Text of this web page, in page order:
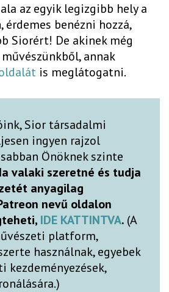
az egyik legizgibb hely a
érdemes benézni hozzá,
Siorért! De akinek még
annak
is meglátogatni.
Sior társadalmi
ingyen rajzol
Önöknek szinte
valaki szeretné és tudja
anyagilag
nevű oldalon
IDE KATTINTVA. (A
platform,
használnak, egyebek
kezdeményezések,